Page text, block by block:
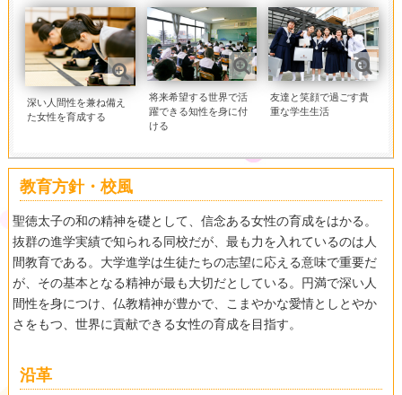
深い人間性を兼ね備え
た女性を育成する
将来希望する世界で活
躍できる知性を身に付
ける
友達と笑顔で過ごす貴
重な学生生活
教育方針・校風
聖徳太子の和の精神を礎として、信念ある女性の育成をはかる。
抜群の進学実績で知られる同校だが、最も力を入れているのは人
間教育である。大学進学は生徒たちの志望に応える意味で重要だ
が、その基本となる精神が最も大切だとしている。円満で深い人
間性を身につけ、仏教精神が豊かで、こまやかな愛情としとやか
さをもつ、世界に貢献できる女性の育成を目指す。
沿革